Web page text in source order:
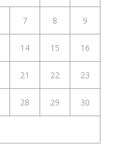
7 8 9
14 15 16
21 22 23
28 29 30